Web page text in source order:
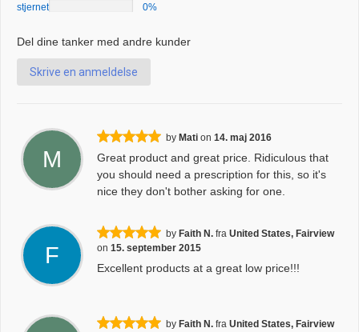
stjernet
0%
Del dine tanker med andre kunder
Skrive en anmeldelse
M
by Mati on 14. maj 2016
Great product and great price. Ridiculous that
you should need a prescription for this, so it's
nice they don't bother asking for one.
F
by Faith N. fra United States, Fairview
on 15. september 2015
Excellent products at a great low price!!!
by Faith N. fra United States, Fairview